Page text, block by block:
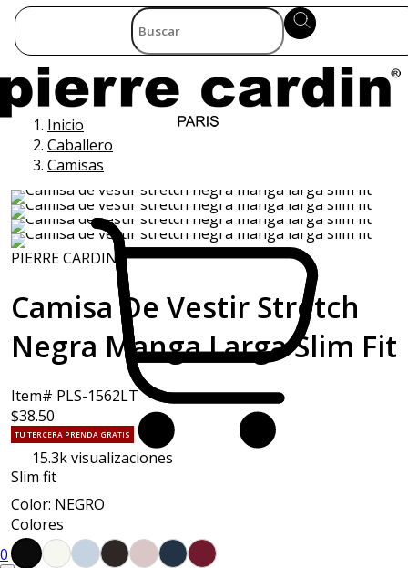
0
Inicio
Caballero
Camisas
PIERRE CARDIN
Camisa De Vestir Stretch
Negra Manga Larga Slim Fit
Item# PLS-1562LT
$38.50
TU TERCERA PRENDA GRATIS
15.3kvisualizaciones
Slim fit
Color: NEGRO
Colores